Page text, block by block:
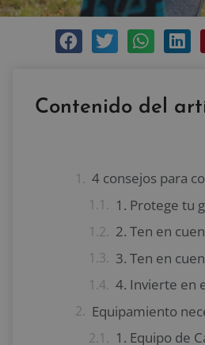
Contenido del
2. Ten en
4. Invierte en
1. Equipo de